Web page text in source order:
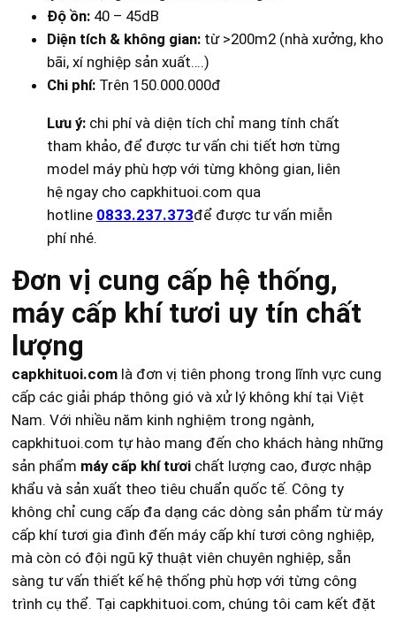
Độ ồn: 40 – 45dB
Diện tích & không gian: từ >200m2 (nhà xưởng, kho
bãi, xí nghiệp sản xuất….)
Chi phí: Trên 150.000.000đ
Lưu ý: chi phí và diện tích chỉ mang tính chất
tham khảo, để được tư vấn chi tiết hơn từng
model máy phù hợp với từng không gian, liên
hệ ngay cho capkhituoi.com qua
hotline 0833.237.373để được tư vấn miễn
phí nhé.
Đơn vị cung cấp hệ thống,
máy cấp khí tươi uy tín chất
lượng
capkhituoi.com là đơn vị tiên phong trong lĩnh vực cung
cấp các giải pháp thông gió và xử lý không khí tại Việt
Nam. Với nhiều năm kinh nghiệm trong ngành,
capkhituoi.com tự hào mang đến cho khách hàng những
sản phẩm máy cấp khí tươi chất lượng cao, được nhập
khẩu và sản xuất theo tiêu chuẩn quốc tế. Công ty
không chỉ cung cấp đa dạng các dòng sản phẩm từ máy
cấp khí tươi gia đình đến máy cấp khí tươi công nghiệp,
mà còn có đội ngũ kỹ thuật viên chuyên nghiệp, sẵn
sàng tư vấn thiết kế hệ thống phù hợp với từng công
trình cụ thể. Tại capkhituoi.com, chúng tôi cam kết đặt